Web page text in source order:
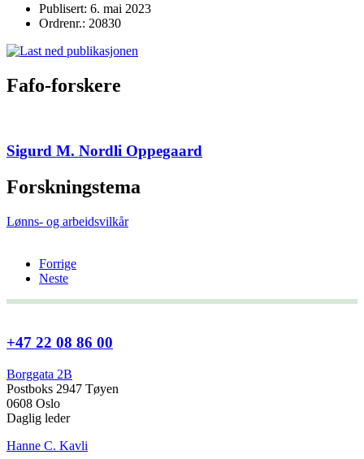
Publisert: 6. mai 2023
Ordrenr.: 20830
Fafo-forskere
Sigurd M. Nordli Oppegaard
Forskningstema
Lønns- og arbeidsvilkår
Forrige
Neste
+47 22 08 86 00
Borggata 2B
Postboks 2947 Tøyen
0608 Oslo
Daglig leder
Hanne C. Kavli